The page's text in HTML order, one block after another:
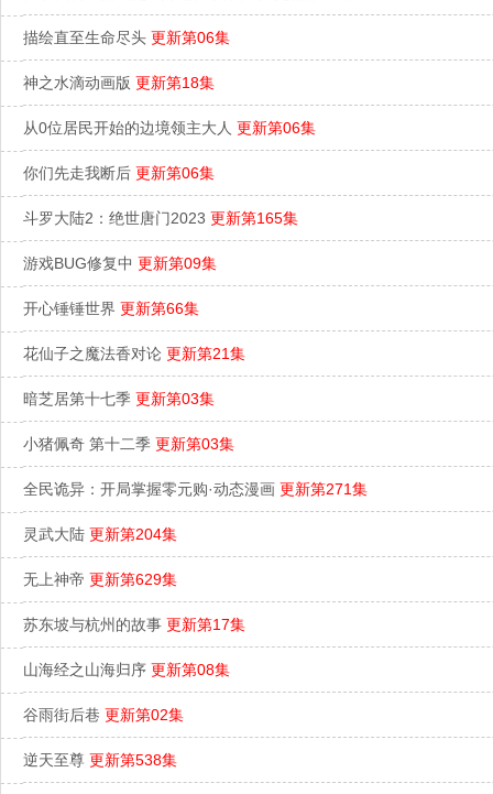
描绘直至生命尽头 更新第06集
神之水滴动画版 更新第18集
从0位居民开始的边境领主大人 更新第06集
你们先走我断后 更新第06集
斗罗大陆2：绝世唐门2023 更新第165集
游戏BUG修复中 更新第09集
开心锤锤世界 更新第66集
花仙子之魔法香对论 更新第21集
暗芝居第十七季 更新第03集
小猪佩奇 第十二季 更新第03集
全民诡异：开局掌握零元购·动态漫画 更新第271集
灵武大陆 更新第204集
无上神帝 更新第629集
苏东坡与杭州的故事 更新第17集
山海经之山海归序 更新第08集
谷雨街后巷 更新第02集
逆天至尊 更新第538集